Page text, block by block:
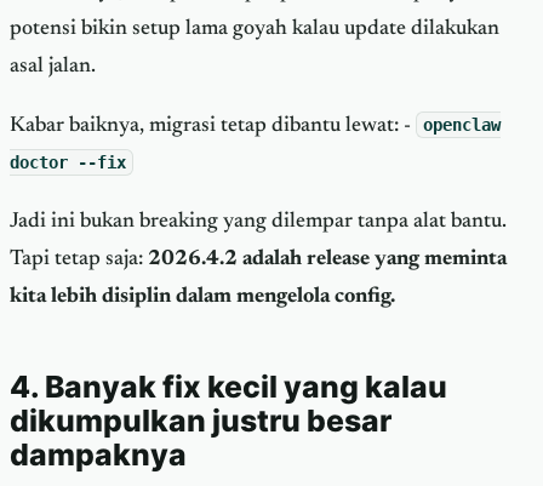
potensi bikin setup lama goyah kalau update dilakukan
asal jalan.
Kabar baiknya, migrasi tetap dibantu lewat: -
openclaw
doctor --fix
Jadi ini bukan breaking yang dilempar tanpa alat bantu.
Tapi tetap saja: 2026.4.2 adalah release yang meminta
kita lebih disiplin dalam mengelola config.
4. Banyak fix kecil yang kalau
dikumpulkan justru besar
dampaknya